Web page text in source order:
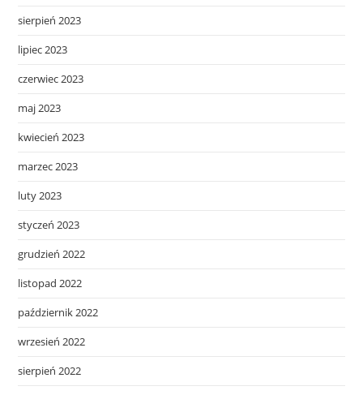
sierpień 2023
lipiec 2023
czerwiec 2023
maj 2023
kwiecień 2023
marzec 2023
luty 2023
styczeń 2023
grudzień 2022
listopad 2022
październik 2022
wrzesień 2022
sierpień 2022